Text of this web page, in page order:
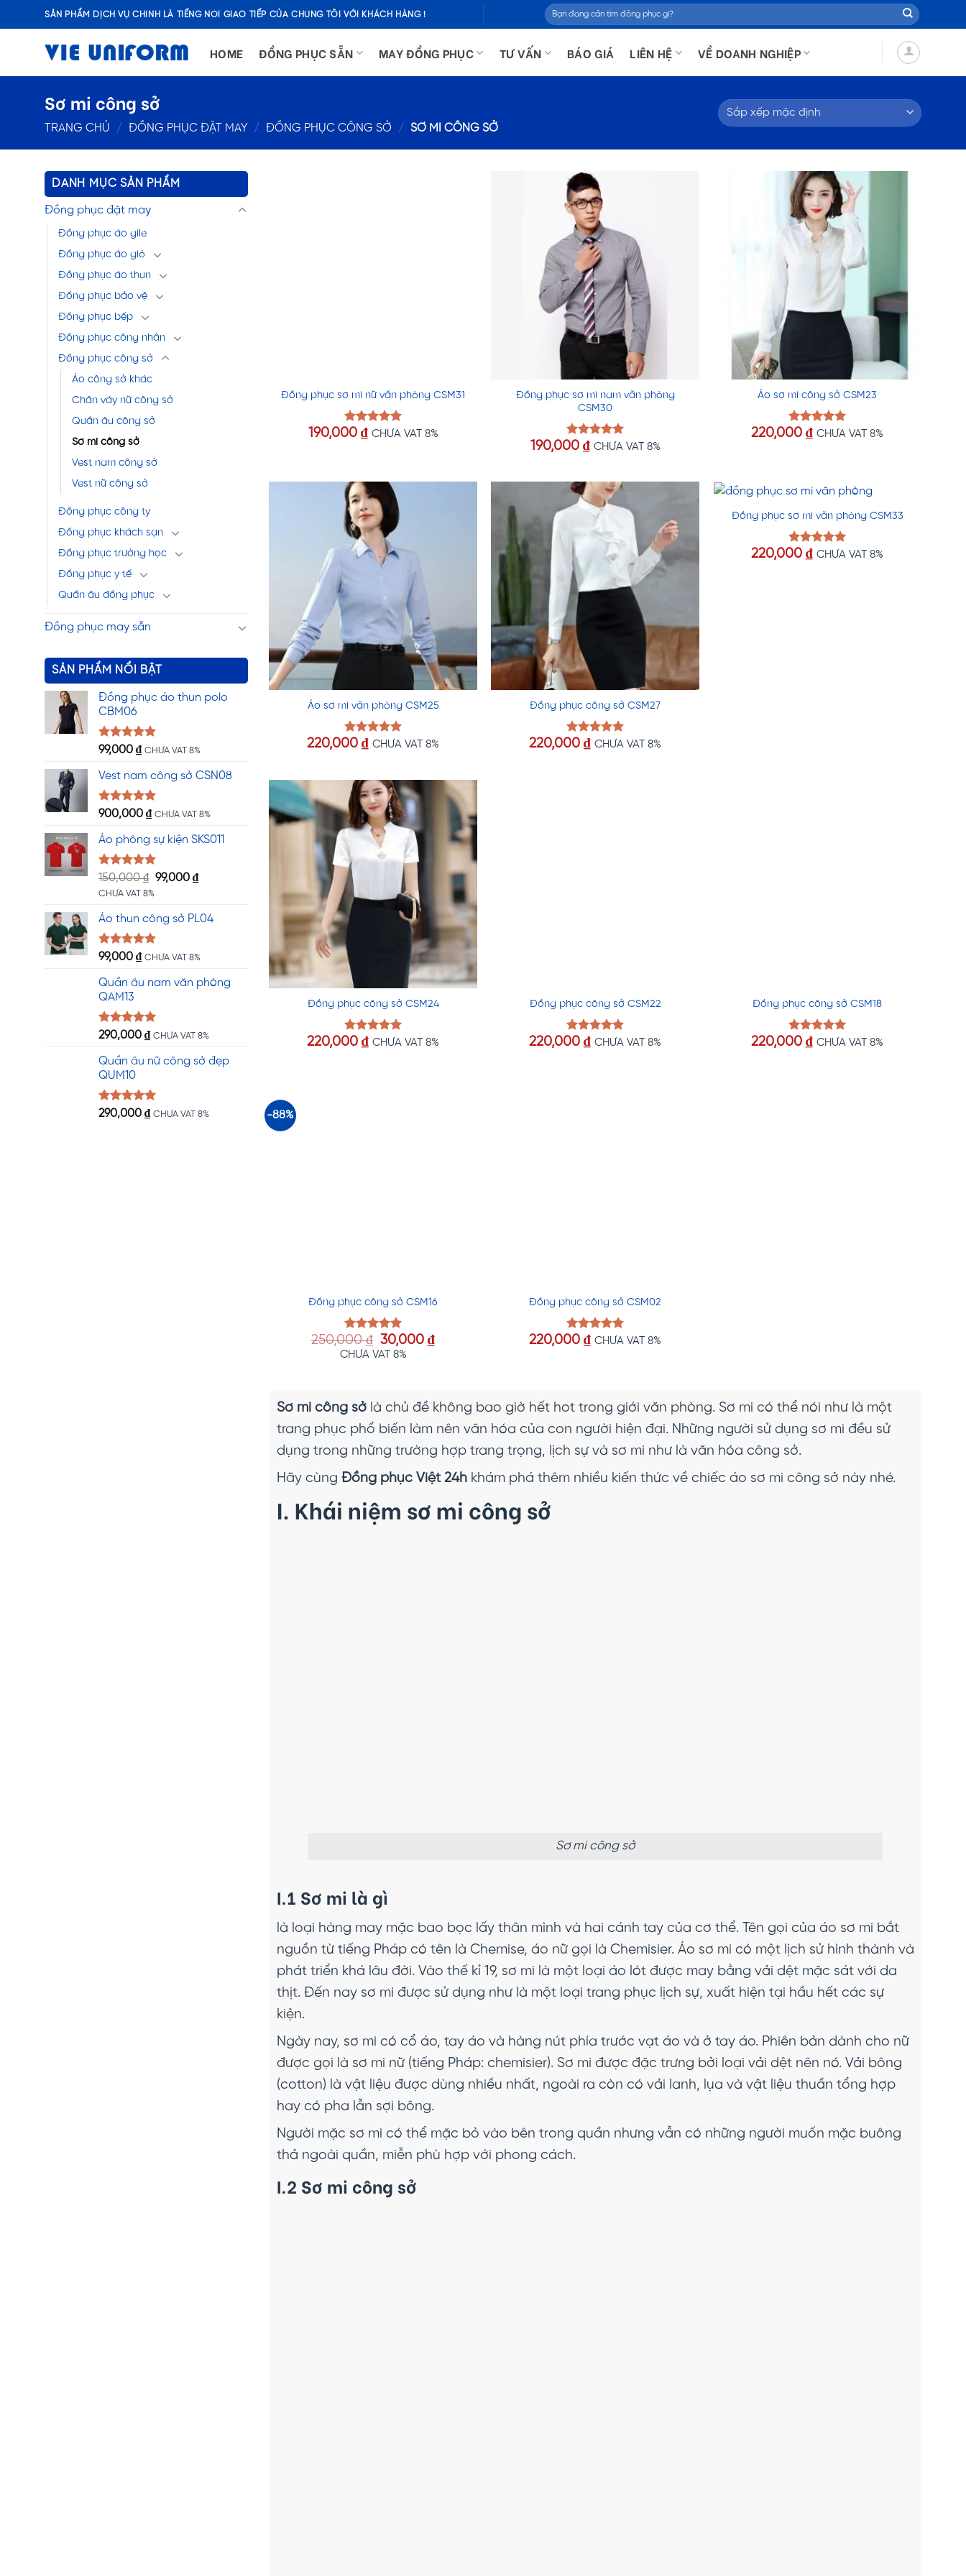
to
SẢN PHẨM DỊCH VỤ CHÍNH LÀ TIẾNG NÓI GIAO TIẾP CỦA CHÚNG TÔI VỚI KHÁCH HÀNG !
Tìm
kiếm:
HOME ĐỒNG PHỤC SẴN MAY ĐỒNG PHỤC TƯ VẤN BÁO GIÁ LIÊN HỆ VỀ DOANH NGHIỆP
Sơ mi công sở
TRANG CHỦ / ĐỒNG PHỤC ĐẶT MAY / ĐỒNG PHỤC CÔNG SỞ / SƠ MI CÔNG SỞ
DANH MỤC SẢN PHẨM
Đồng phục đặt may
Đồng phục áo gile
Đồng phục áo gió
Đồng phục áo thun
Đồng phục bảo vệ
Đồng phục bếp
Đồng phục công nhân
Đồng phục công sở
Áo công sở khác
Chân váy nữ công sở
Quần âu công sở
Sơ mi công sở
Vest nam công sở
Vest nữ công sở
Đồng phục công ty
Đồng phục khách sạn
Đồng phục trường học
Đồng phục y tế
Quần âu đồng phục
Đồng phục may sẵn
SẢN PHẨM NỔI BẬT
Đồng phục áo thun polo
CBM06
Được xếp
5 sao
99,000 ₫ CHƯA VAT 8%
Vest nam công sở CSN08
Được xếp
5 sao
900,000 ₫ CHƯA VAT 8%
Áo phông sự kiện SKS011
Được xếp
hạng5.00
5 sao
150,000₫ Giá
gốc
150,000 ₫.
99,000 ₫Giá
là:
CHƯA VAT 8%
Áo thun công sở PL04
Được xếp
5 sao
99,000 ₫ CHƯA VAT 8%
Quần âu nam văn phòng
QAM13
Được xếp
5 sao
290,000 ₫ CHƯA VAT 8%
Quần âu nữ công sở đẹp
QUM10
Được xếp
290,000 ₫ CHƯA VAT 8%
Đồng phục sơ mi nữ văn phòng CSM31
Được xếp
190,000 ₫ CHƯA VAT 8%
Đồng phục sơ mi nam văn phòng
CSM30
Được xếp
190,000 ₫ CHƯA VAT 8%
Áo sơ mi công sở CSM23
Được xếp
220,000₫ CHƯA VAT 8%
Áo sơ mi văn phòng CSM25
Được xếp
220,000₫ CHƯA VAT 8%
Đồng phục công sở CSM27
Được xếp
220,000₫ CHƯA VAT 8%
Đồng phục sơ mi văn phòng CSM33
Được xếp
220,000₫ CHƯA VAT 8%
Đồng phục công sở CSM24
Được xếp
220,000₫ CHƯA VAT 8%
Đồng phục công sở CSM22
Được xếp
220,000₫ CHƯA VAT 8%
Đồng phục công sở CSM18
Được xếp
220,000₫ CHƯA VAT 8%
-88%
Đồng phục công sở CSM16
Được xếp
hạng 5.00
250,000₫ Giá
gốc
30,000₫Giá
CHƯA VAT 8%
Đồng phục công sở CSM02
Được xếp
220,000₫ CHƯA VAT 8%
Sơ mi công sởlà chủ đề không bao giờ hết hot trong giới văn phòng. Sơ mi có thể nói như là một
trang phục phổ biến làm nên văn hóa của con người hiện đại. Những người sử dụng sơ mi đều sử
dụng trong những trường hợp trang trọng, lịch sự và sơ mi như là văn hóa công sở.
Hãy cùng Đồng phục Việt 24h khám phá thêm nhiều kiến thức về chiếc áo sơ mi công sở này nhé.
I. Khái niệm sơ mi công sở
Sơ mi công sở
I.1 Sơ mi là gì
là loại hàng may mặc bao bọc lấy thân mình và hai cánh tay của cơ thể. Tên gọi của áo sơ mi bắt
nguồn từ tiếng Pháp có tên là Chemise, áo nữ gọi là Chemisier. Áo sơ mi có một lịch sử hình thành và
phát triển khá lâu đời. Vào thế kỉ 19, sơ mi là một loại áo lót được may bằng vải dệt mặc sát với da
thịt. Đến nay sơ mi được sử dụng như là một loại trang phục lịch sự, xuất hiện tại hầu hết các sự
kiện.
Ngày nay, sơ mi có cổ áo, tay áo và hàng nút phía trước vạt áo và ở tay áo. Phiên bản dành cho nữ
được gọi là sơ mi nữ (tiếng Pháp: chemisier). Sơ mi được đặc trưng bởi loại vải dệt nên nó. Vải bông
(cotton) là vật liệu được dùng nhiều nhất, ngoài ra còn có vải lanh, lụa và vật liệu thuần tổng hợp
hay có pha lẫn sợi bông.
Người mặc sơ mi có thể mặc bỏ vào bên trong quần nhưng vẫn có những người muốn mặc buông
thả ngoài quần, miễn phù hợp với phong cách.
I.2 Sơ mi công sở